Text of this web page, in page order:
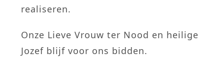
realiseren.
Onze Lieve Vrouw ter Nood en heilige
Jozef blijf voor ons bidden.